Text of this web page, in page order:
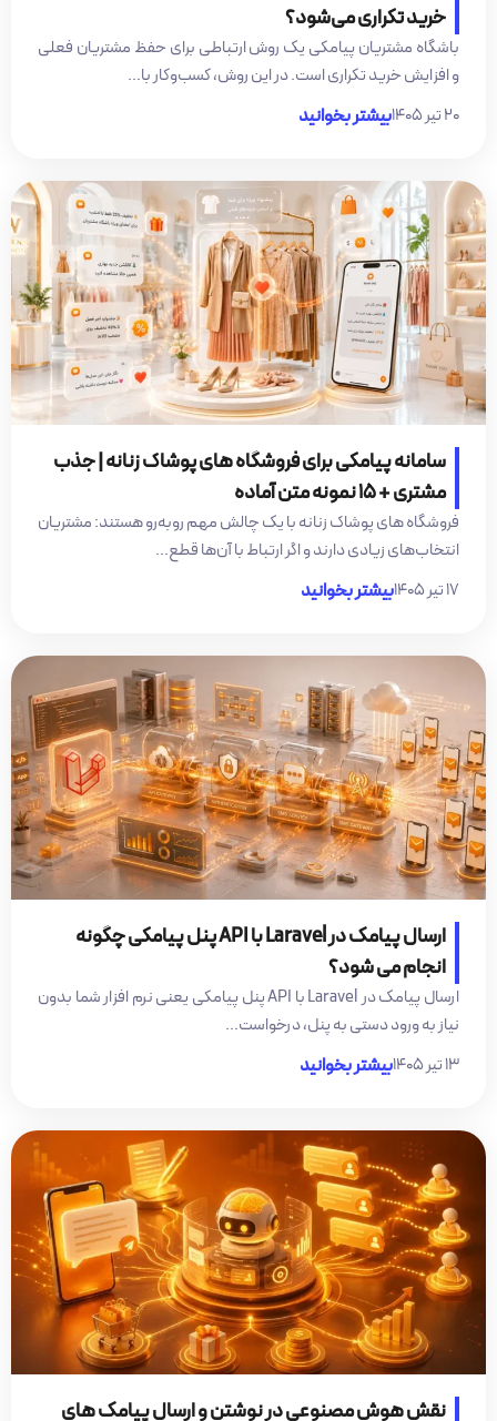
خرید تکراری می‌شود؟
باشگاه مشتریان پیامکی یک روش ارتباطی برای حفظ مشتریان فعلی
و افزایش خرید تکراری است. در این روش، کسب‌وکار با...
۲۰ تیر ۱۴۰۵
بیشتر بخوانید
سامانه پیامکی برای فروشگاه های پوشاک زنانه | جذب
مشتری + 15 نمونه متن آماده
فروشگاه های پوشاک زنانه با یک چالش مهم روبه‌رو هستند: مشتریان
انتخاب‌های زیادی دارند و اگر ارتباط با آن‌ها قطع...
۱۷ تیر ۱۴۰۵
بیشتر بخوانید
ارسال پیامک در Laravel با API پنل پیامکی چگونه
انجام می شود؟
ارسال پیامک در Laravel با API پنل پیامکی یعنی نرم افزار شما بدون
نیاز به ورود دستی به پنل، درخواست...
۱۳ تیر ۱۴۰۵
بیشتر بخوانید
نقش هوش مصنوعی در نوشتن و ارسال پیامک های